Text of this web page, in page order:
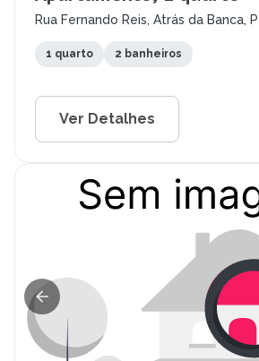
Rua Fernando Reis, Atrás da Banca,
1 quarto 2 banheiros
Ver Detalhes